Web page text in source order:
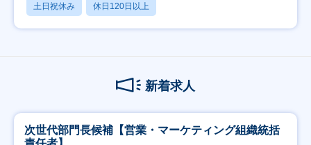
土日祝休み 休日120日以上
新着求人
次世代部門長候補【営業・マーケティング組織統括